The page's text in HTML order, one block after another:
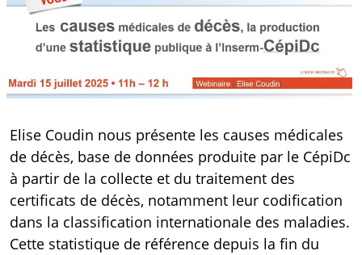
Elise Coudin nous présente les causes médicales
de décès, base de données produite par le CépiDc
à partir de la collecte et du traitement des
certificats de décès, notamment leur codification
dans la classification internationale des maladies.
Cette statistique de référence depuis la fin du